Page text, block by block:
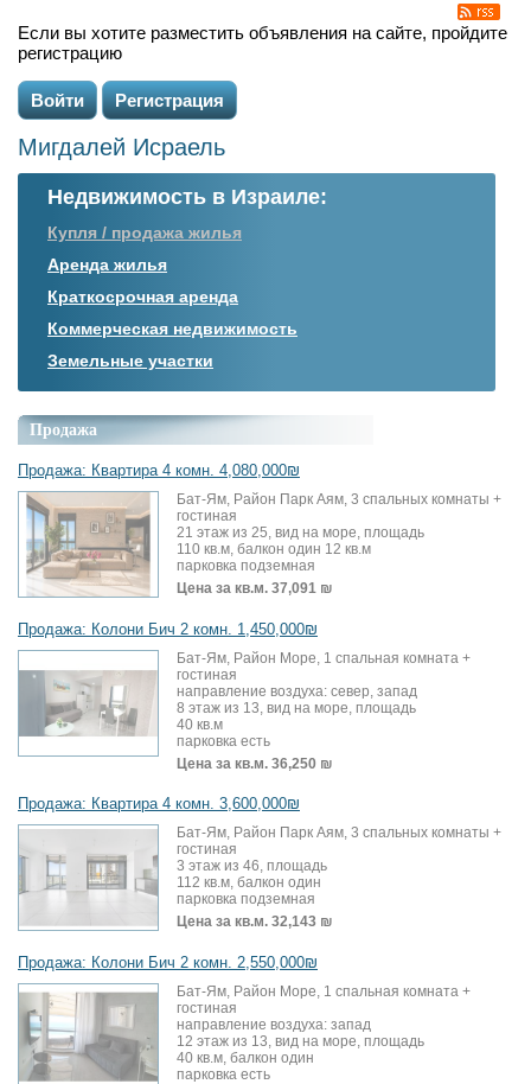
Если вы хотите разместить объявления на сайте, пройдите
регистрацию
Войти Регистрация
Мигдалей Исраель
Недвижимость в Израиле:
Купля / продажа жилья
Аренда жилья
Краткосрочная аренда
Коммерческая недвижимость
Земельные участки
Продажа
Продажа: Квартира 4 комн. 4,080,000₪
Бат-Ям, Район Парк Аям, 3 спальных комнаты +
гостиная
21 этаж из 25, вид на море, площадь
110 кв.м, балкон один 12 кв.м
парковка подземная
Цена за кв.м. 37,091 ₪
Продажа: Колони Бич 2 комн. 1,450,000₪
Бат-Ям, Район Море, 1 спальная комната +
гостиная
направление воздуха: север, запад
8 этаж из 13, вид на море, площадь
40 кв.м
парковка есть
Цена за кв.м. 36,250 ₪
Продажа: Квартира 4 комн. 3,600,000₪
Бат-Ям, Район Парк Аям, 3 спальных комнаты +
гостиная
3 этаж из 46, площадь
112 кв.м, балкон один
парковка подземная
Цена за кв.м. 32,143 ₪
Продажа: Колони Бич 2 комн. 2,550,000₪
Бат-Ям, Район Море, 1 спальная комната +
гостиная
направление воздуха: запад
12 этаж из 13, вид на море, площадь
40 кв.м, балкон один
парковка есть